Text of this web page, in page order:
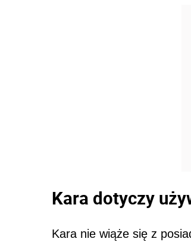
Kara dotyczy
Kara nie wiąże się z